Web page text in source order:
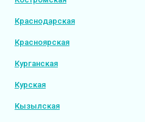
Краснодарская
Красноярская
Курганская
Курская
Кызылская